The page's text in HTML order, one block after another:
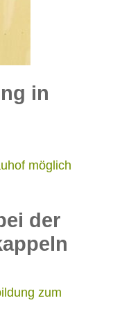
in
möglich
der
zum